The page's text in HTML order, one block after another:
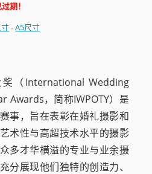
期！
-A5尺寸
（International Wedding
Awards，简称IWPOTY）是
事，旨在表彰在婚礼摄影和
术性与高超技术水平的摄影
多才华横溢的专业与业余摄
分展现他们独特的创造力、